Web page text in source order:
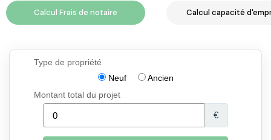
Calcul Frais de notaire Calcul capacité